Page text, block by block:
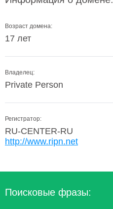
Возраст домена:
17 лет
Владелец:
Private Person
Регистратор:
RU-CENTER-RU
http://www.ripn.net
Поисковые фразы: